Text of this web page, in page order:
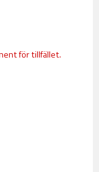
för tillfället.